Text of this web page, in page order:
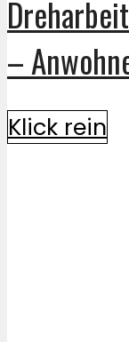
–
Klick rein